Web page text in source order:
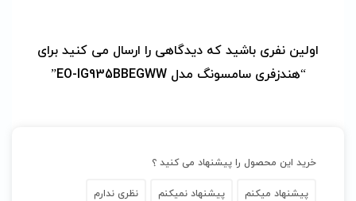
اولین نفری باشید که دیدگاهی را ارسال می کنید برای
“هندزفری سامسونگ مدل EO-IG935BBEGWW”
خرید این محصول را پیشنهاد می کنید ؟
پیشنهاد میکنم پیشنهاد نمیکنم نظری ندارم